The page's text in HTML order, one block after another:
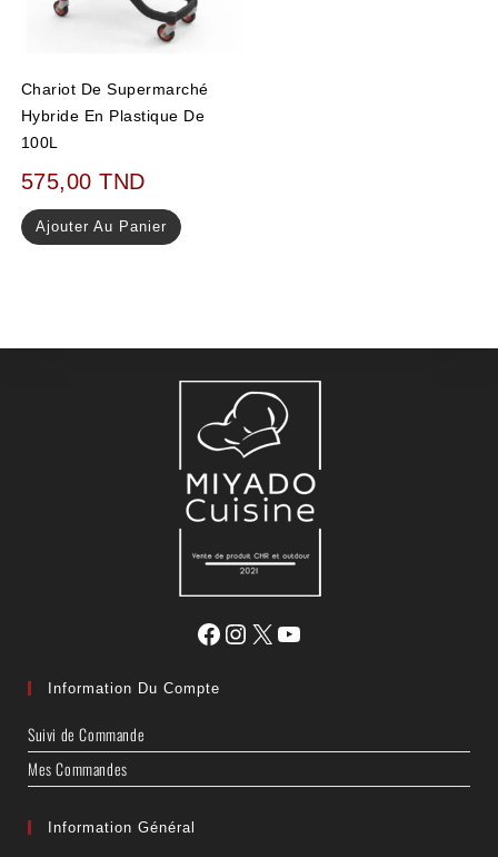
Chariot De Supermarché
Hybride En Plastique De
100L
575,00TND
Ajouter Au Panier
Information Du Compte
Suivi de Commande
Mes Commandes
Information Général